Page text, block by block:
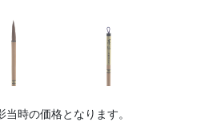
時の価格となります。